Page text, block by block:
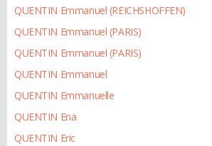
QUENTIN Emmanuel (REICHSHOFFEN)
QUENTIN Emmanuel (PARIS)
QUENTIN Emmanuel (PARIS)
QUENTIN Emmanuel
QUENTIN Emmanuelle
QUENTIN Ena
QUENTIN Eric